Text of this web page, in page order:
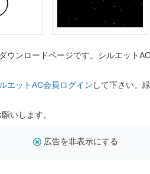
ンロードページです。シルエット
エットAC会員ログイン して下さい。
いします。
広告を非表示にする